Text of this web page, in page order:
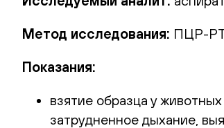
Метод исследования: ПЦР-
Показания:
взятие образца у
затрудненное дыхание,